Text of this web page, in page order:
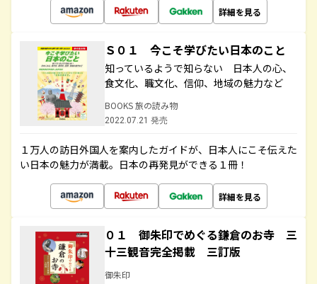
詳細を見る
Ｓ０１ 今こそ学びたい日本のこと
知っているようで知らない 日本人の心、
食文化、職文化、信仰、地域の魅力など
BOOKS 旅の読み物
2022.07.21 発売
１万人の訪日外国人を案内したガイドが、日本人にこそ伝えた
い日本の魅力が満載。日本の再発見ができる１冊！
詳細を見る
０１ 御朱印でめぐる鎌倉のお寺 三
十三観音完全掲載 三訂版
御朱印